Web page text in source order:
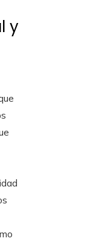
y